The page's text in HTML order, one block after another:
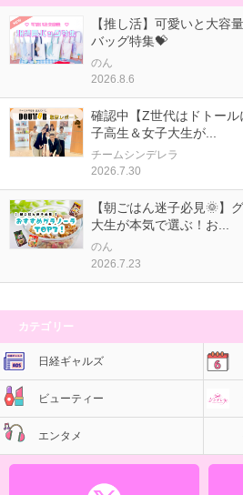
【推し活】可愛いと大容
バッグ特集💝
のん
2026.8.6
確認中【Z世代はドトー
子高生＆女子大生が...
チームシンデレラ
2026.7.30
【朝ごはん迷子必見🌞】
大生が本気で選ぶ！お...
のん
2026.7.23
カテゴリー
日経ギャルズ
ビューティー
エンタメ